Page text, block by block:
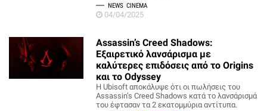
NEWS CINEMA
04/04/2025
Assassin’s Creed Shadows:
Εξαιρετικό λανσάρισμα με
καλύτερες επιδόσεις από το Origins
και το Odyssey
Η Ubisoft αποκάλυψε ότι οι πωλήσεις του
Assassin’s Creed Shadows κατά το λανσάρισμά
του έφτασαν τα 2 εκατομμύρια αντίτυπα.